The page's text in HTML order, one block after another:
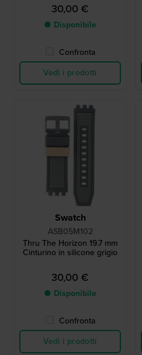
30,00 €
● Disponibile
Confronta
Vedi i prodotti
Swatch
ASB05M102
Thru The Horizon 19.7 mm
Cinturino in silicone grigio
30,00 €
● Disponibile
Confronta
Vedi i prodotti